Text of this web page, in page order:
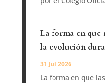
La forma en que
la evolución
31 Jul 2026
La forma en que